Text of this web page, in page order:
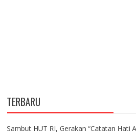
TERBARU
Sambut HUT RI, Gerakan “Catatan Hati